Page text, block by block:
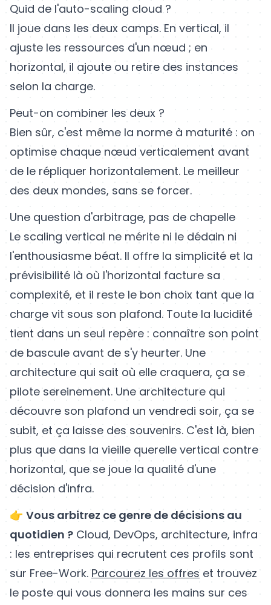
Quid de l'auto-scaling cloud ?
Il joue dans les deux camps. En vertical, il
ajuste les ressources d'un nœud ; en
horizontal, il ajoute ou retire des instances
selon la charge.
Peut-on combiner les deux ?
Bien sûr, c'est même la norme à maturité : on
optimise chaque nœud verticalement avant
de le répliquer horizontalement. Le meilleur
des deux mondes, sans se forcer.
Une question d'arbitrage, pas de chapelle
Le scaling vertical ne mérite ni le dédain ni
l'enthousiasme béat. Il offre la simplicité et la
prévisibilité là où l'horizontal facture sa
complexité, et il reste le bon choix tant que la
charge vit sous son plafond. Toute la lucidité
tient dans un seul repère : connaître son point
de bascule avant de s'y heurter. Une
architecture qui sait où elle craquera, ça se
pilote sereinement. Une architecture qui
découvre son plafond un vendredi soir, ça se
subit, et ça laisse des souvenirs. C'est là, bien
plus que dans la vieille querelle vertical contre
horizontal, que se joue la qualité d'une
décision d'infra.
👉 Vous arbitrez ce genre de décisions au
quotidien ? Cloud, DevOps, architecture, infra
: les entreprises qui recrutent ces profils sont
sur Free-Work. Parcourez les offres et trouvez
le poste qui vous donnera les mains sur ces